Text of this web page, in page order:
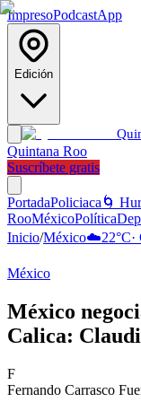
ImpresoPodcastApp
Edición
Quintana Roo
Suscríbete gratis
PortadaPoliciaca 🌀
RooMéxicoPolítica
Inicio/México☁️22°C·
México
México
Calica:
F
Fernando Carrasco